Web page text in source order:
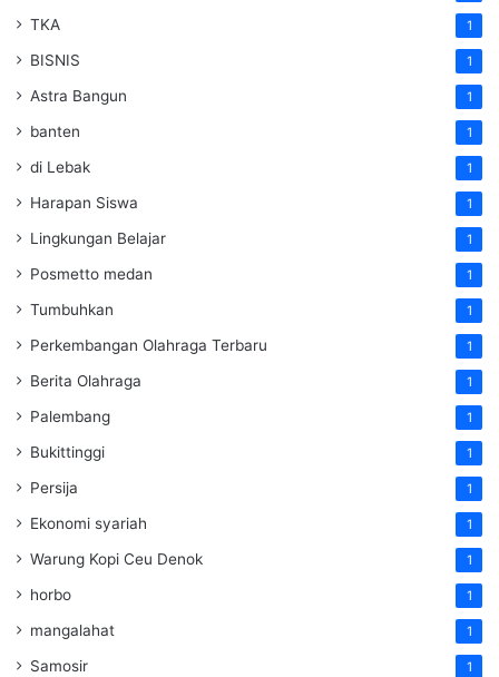
TKA 1
BISNIS 1
Astra Bangun 1
banten 1
di Lebak 1
Harapan Siswa 1
Lingkungan Belajar 1
Posmetto medan 1
Tumbuhkan 1
Perkembangan Olahraga Terbaru 1
Berita Olahraga 1
Palembang 1
Bukittinggi 1
Persija 1
Ekonomi syariah 1
Warung Kopi Ceu Denok 1
horbo 1
mangalahat 1
Samosir 1